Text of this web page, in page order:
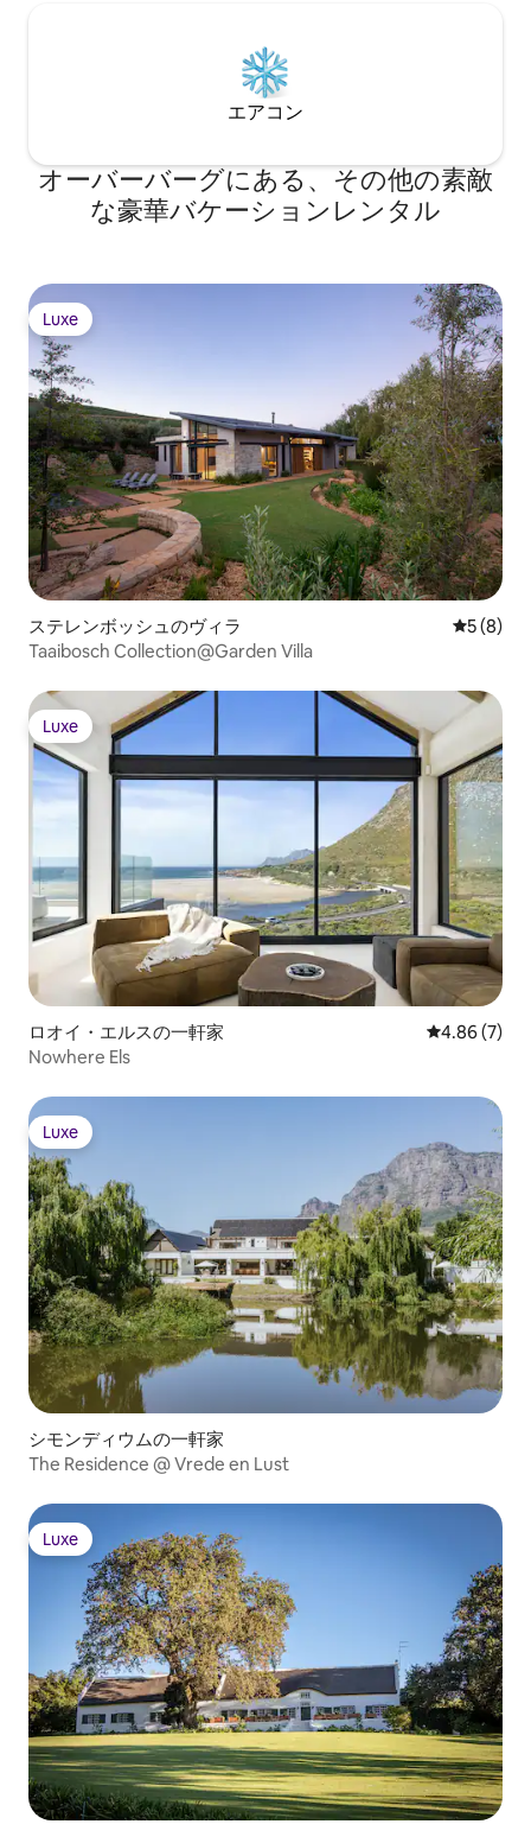
エアコン
オーバーバーグにある、その他の素敵
な豪華バケーションレンタル
Luxe
Luxe
ステレンボッシュのヴィラ レビュー
5 (8)
Taaibosch Collection@Garden Villa
Luxe
Luxe
ロオイ・エルスの一軒家 レビュー7
4.86 (7)
Nowhere Els
Luxe
Luxe
シモンディウムの一軒家
The Residence @ Vrede en Lust
Luxe
Luxe